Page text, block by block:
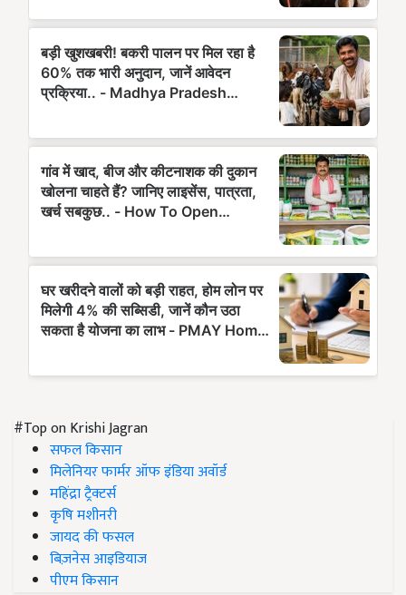
#Top on Krishi Jagran
सफल किसान
मिलेनियर फार्मर ऑफ इंडिया अवॉर्ड
महिंद्रा ट्रैक्टर्स
कृषि मशीनरी
जायद की फसल
बिज़नेस आइडियाज
पीएम किसान